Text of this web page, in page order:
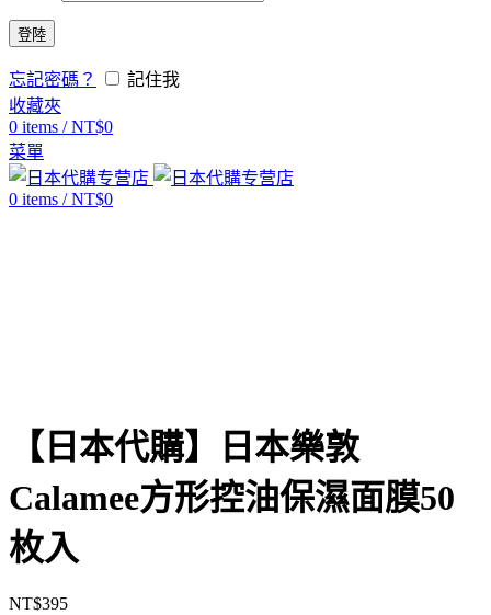
登陸
忘記密碼？
記住我
收藏夾
0 items / NT$0
菜單
0 items / NT$0
【日本代購】日本樂敦
Calamee方形控油保濕面膜50
枚入
NT$395